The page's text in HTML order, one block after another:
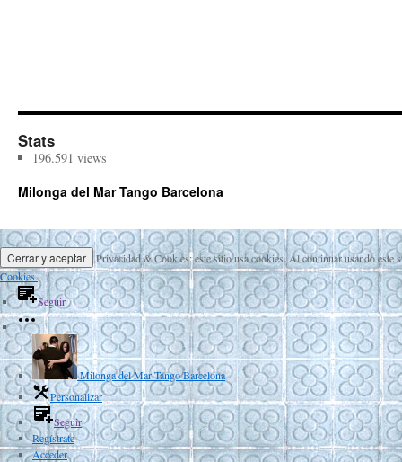
Stats
196.591 views
Milonga del Mar Tango Barcelona
Privacidad & Cookies: este sitio usa cookies. Al continuar usando este
Cookies.
Seguir
Milonga del Mar Tango Barcelona
Personalizar
Seguir
Regístrate
Acceder